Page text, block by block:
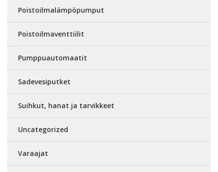
Poistoilmalämpöpumput
Poistoilmaventtiilit
Pumppuautomaatit
Sadevesiputket
Suihkut, hanat ja tarvikkeet
Uncategorized
Varaajat